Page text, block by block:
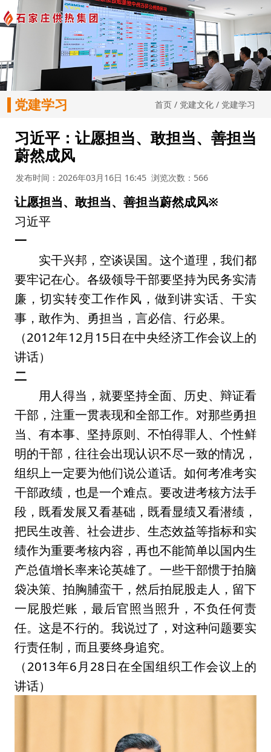
党建学习 首页 / 党建文化 / 党建学习
习近平：让愿担当、敢担当、善担当
蔚然成风
发布时间：2026年03月16日 16:45 浏览次数：566
让愿担当、敢担当、善担当蔚然成风※
习近平
一
实干兴邦，空谈误国。这个道理，我们都
要牢记在心。各级领导干部要坚持为民务实清
廉，切实转变工作作风，做到讲实话、干实
事，敢作为、勇担当，言必信、行必果。
（2012年12月15日在中央经济工作会议上的
讲话）
二
用人得当，就要坚持全面、历史、辩证看
干部，注重一贯表现和全部工作。对那些勇担
当、有本事、坚持原则、不怕得罪人、个性鲜
明的干部，往往会出现认识不尽一致的情况，
组织上一定要为他们说公道话。如何考准考实
干部政绩，也是一个难点。要改进考核方法手
段，既看发展又看基础，既看显绩又看潜绩，
把民生改善、社会进步、生态效益等指标和实
绩作为重要考核内容，再也不能简单以国内生
产总值增长率来论英雄了。一些干部惯于拍脑
袋决策、拍胸脯蛮干，然后拍屁股走人，留下
一屁股烂账，最后官照当照升，不负任何责
任。这是不行的。我说过了，对这种问题要实
行责任制，而且要终身追究。
（2013年6月28日在全国组织工作会议上的
讲话）